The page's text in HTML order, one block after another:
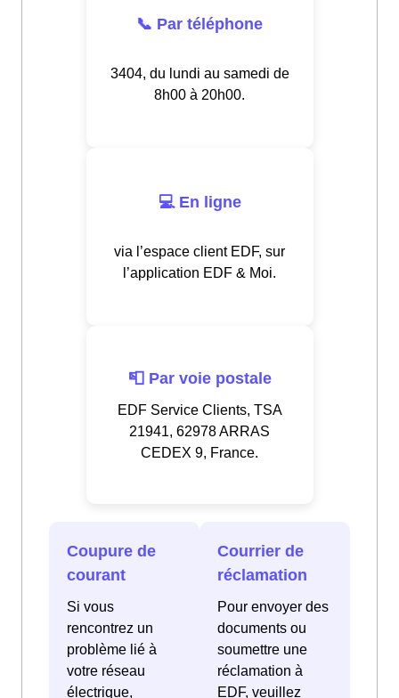
📞 Par téléphone
3404, du lundi au samedi de
8h00 à 20h00.
💻 En ligne
via l’espace client EDF, sur
l’application EDF & Moi.
📮 Par voie postale
EDF Service Clients, TSA
21941, 62978 ARRAS
CEDEX 9, France.
Coupure de
courant
Si vous
rencontrez un
problème lié à
votre réseau
électrique,
Courrier de
réclamation
Pour envoyer des
documents ou
soumettre une
réclamation à
EDF, veuillez